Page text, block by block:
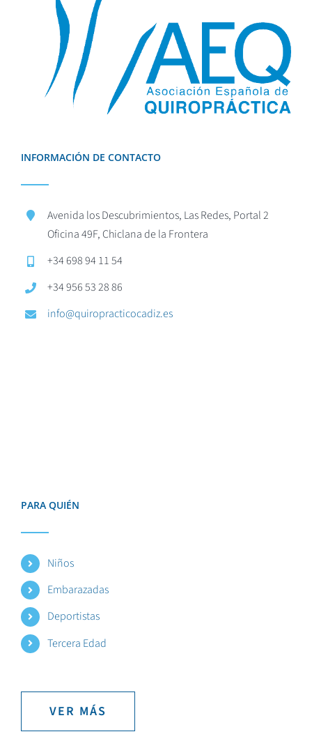
INFORMACIÓN DE CONTACTO
Avenida los Descubrimientos, Las Redes, Portal 2
Oficina 49F, Chiclana de la Frontera
+34 698 94 11 54
+34 956 53 28 86
info@quiropracticocadiz.es
PARA QUIÉN
Niños
Embarazadas
Deportistas
Tercera Edad
VER MÁS